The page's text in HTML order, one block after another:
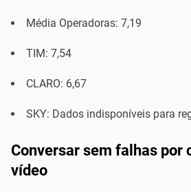
Média Operadoras: 7,19
TIM: 7,54
CLARO: 6,67
SKY: Dados indisponíveis para
Conversar sem falhas por
vídeo